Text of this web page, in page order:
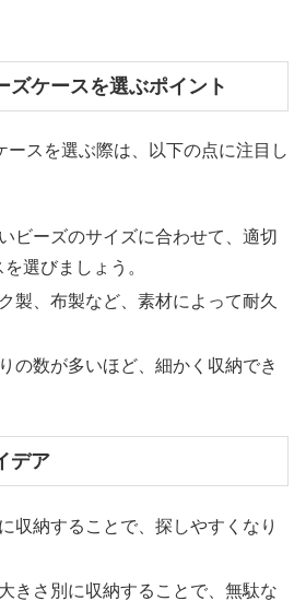
ズケースを選ぶポイント
ースを選ぶ際は、以下の点に注目し
ビーズのサイズに合わせて、適切
選びましょう。
製、布製など、素材によって耐久
の数が多いほど、細かく収納でき
デア
収納することで、探しやすくなり
大きさ別に収納することで、無駄な